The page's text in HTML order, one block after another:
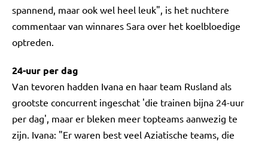
spannend, maar ook wel heel leuk", is het nuchtere
commentaar van winnares Sara over het koelbloedige
optreden.
24-uur per dag
Van tevoren hadden Ivana en haar team Rusland als
grootste concurrent ingeschat 'die trainen bijna 24-uur
per dag', maar er bleken meer topteams aanwezig te
zijn. Ivana: "Er waren best veel Aziatische teams, die